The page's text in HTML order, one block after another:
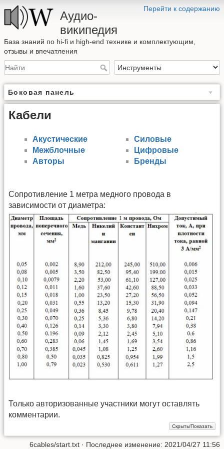
Перейти к содержанию
Аудио-
википедия
База знаний по hi-fi и high-end технике и комплектующим,
отзывы и впечатления
Боковая панель
Кабели
Акустические
Межблочные
Авторы
Силовые
Цифровые
Бренды
Сопротивление 1 метра медного провода в
зависимости от диаметра:
Только авторизованные участники могут оставлять
комментарии.
6cables/start.txt · Последнее изменение: 2021/04/27 11:56